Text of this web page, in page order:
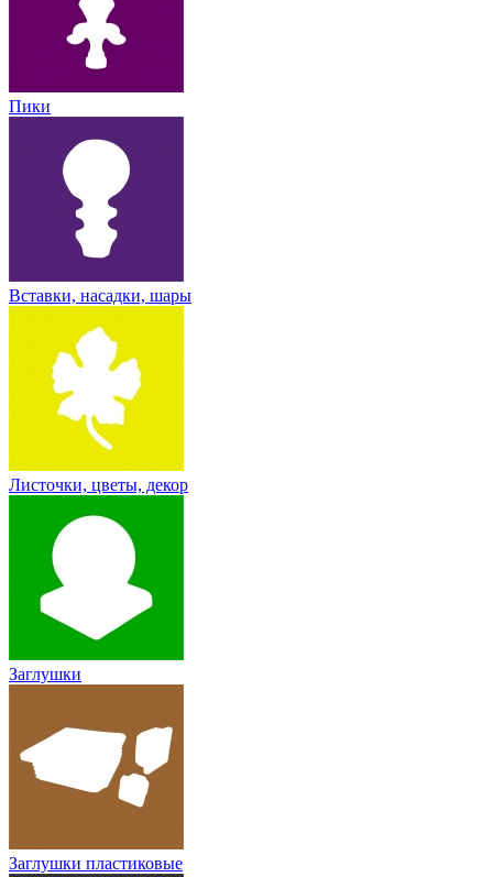
Пики
Вставки, насадки, шары
Листочки, цветы, декор
Заглушки
Заглушки пластиковые